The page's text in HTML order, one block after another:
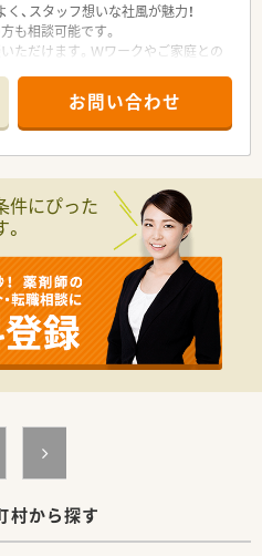
、スタッフ想いな社風が魅力！
も相談可能です。
ただけます。Ｗワークやご家庭との
お問い合わせ
件にぴった
村から探す